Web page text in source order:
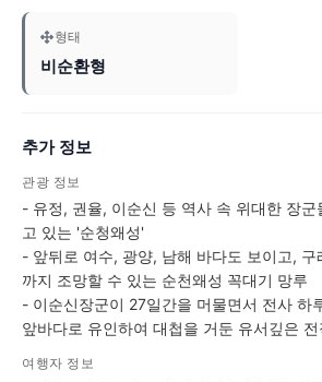
형태
비순환형
추가 정보
관광 정보
- 유정, 권율, 이순신 등 역사 속 위대한 장
고 있는 '순청왜성'
- 앞뒤로 여수, 광양, 남해 바다도 보이고, 구
까지 조망할 수 있는 순천왜성 꼭대기 망루
- 이순신장군이 27일간을 머물면서 전사 하
앞바다로 유인하여 대첩을 거둔 유서깊은 전
여행자 정보